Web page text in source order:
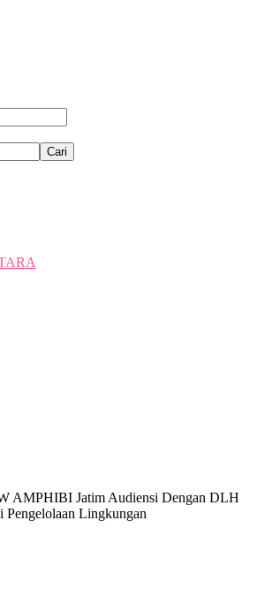
AMPHIBI Jatim Audiensi Dengan DLH
Pengelolaan Lingkungan